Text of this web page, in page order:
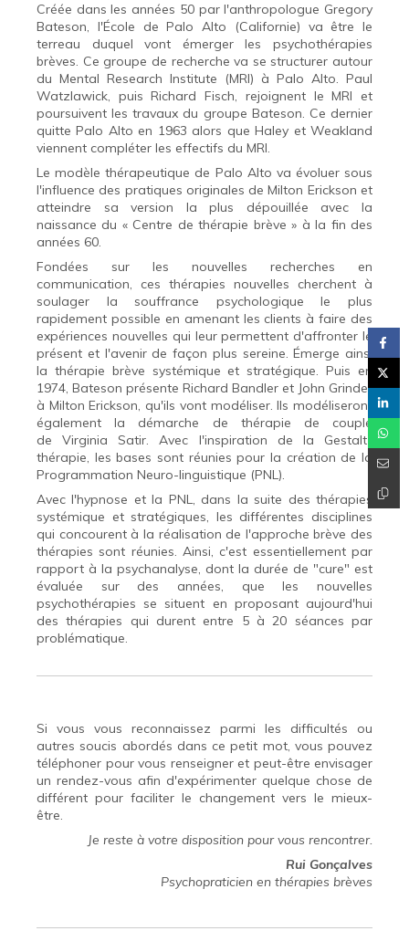
Créée dans les années 50 par l'anthropologue Gregory
Bateson, l'École de Palo Alto (Californie) va être le
terreau duquel vont émerger les psychothérapies
brèves. Ce groupe de recherche va se structurer autour
du Mental Research Institute (MRI) à Palo Alto. Paul
Watzlawick, puis Richard Fisch, rejoignent le MRI et
poursuivent les travaux du groupe Bateson. Ce dernier
quitte Palo Alto en 1963 alors que Haley et Weakland
viennent compléter les effectifs du MRI.
Le modèle thérapeutique de Palo Alto va évoluer sous
l'influence des pratiques originales de Milton Erickson et
atteindre sa version la plus dépouillée avec la
naissance du « Centre de thérapie brève » à la fin des
années 60.
Fondées sur les nouvelles recherches en
communication, ces thérapies nouvelles cherchent à
soulager la souffrance psychologique le plus
rapidement possible en amenant les clients à faire des
expériences nouvelles qui leur permettent d'affronter le
présent et l'avenir de façon plus sereine. Émerge ainsi
la thérapie brève systémique et stratégique. Puis en
1974, Bateson présente Richard Bandler et John Grinder
à Milton Erickson, qu'ils vont modéliser. Ils modéliseront
également la démarche de thérapie de couple
de Virginia Satir. Avec l'inspiration de la Gestalt-
thérapie, les bases sont réunies pour la création de la
Programmation Neuro-linguistique (PNL).
Avec l'hypnose et la PNL, dans la suite des thérapies
systémique et stratégiques, les différentes disciplines
qui concourent à la réalisation de l'approche brève des
thérapies sont réunies. Ainsi, c'est essentiellement par
rapport à la psychanalyse, dont la durée de "cure" est
évaluée sur des années, que les nouvelles
psychothérapies se situent en proposant aujourd'hui
des thérapies qui durent entre 5 à 20 séances par
problématique.
Si vous vous reconnaissez parmi les difficultés ou
autres soucis abordés dans ce petit mot, vous pouvez
téléphoner pour vous renseigner et peut-être envisager
un rendez-vous afin d'expérimenter quelque chose de
différent pour faciliter le changement vers le mieux-
être.
Je reste à votre disposition pour vous rencontrer.
Rui Gonçalves
Psychopraticien en thérapies brèves